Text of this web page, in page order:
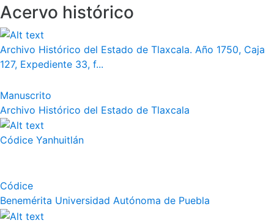
Acervo histórico
Archivo Histórico del Estado de Tlaxcala. Año 1750, Caja
127, Expediente 33, f...
Manuscrito
Archivo Histórico del Estado de Tlaxcala
Códice Yanhuitlán
Códice
Benemérita Universidad Autónoma de Puebla